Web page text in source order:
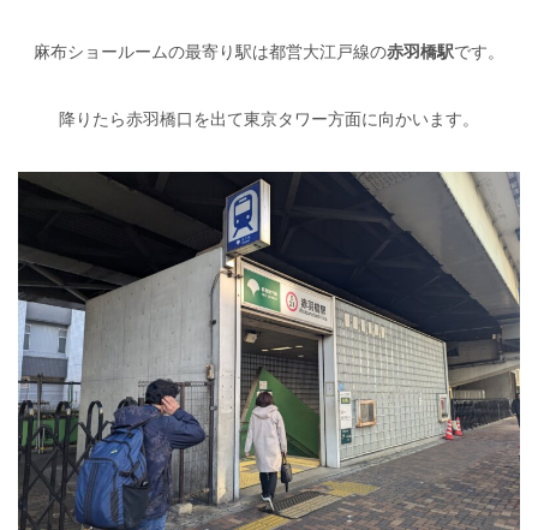
麻布ショールームの最寄り駅は都営大江戸線の赤羽橋駅です。
降りたら赤羽橋口を出て東京タワー方面に向かいます。